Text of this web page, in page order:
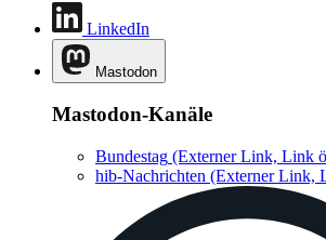
LinkedIn
Mastodon
Mastodon-Kanäle
Bundestag (Externer Link, Link
hib-Nachrichten (Externer Link,